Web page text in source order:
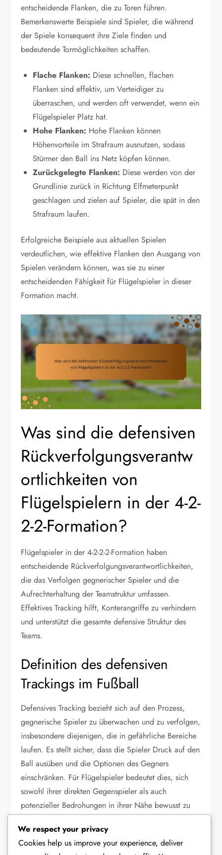
entscheidende Flanken, die zu Toren führen.
Bemerkenswerte Beispiele sind Spieler, die während
der Spiele konsequent ihre Ziele finden und
bedeutende Tormöglichkeiten schaffen.
Flache Flanken: Diese schnellen, flachen
Flanken sind effektiv, um Verteidiger zu
überraschen, und werden oft verwendet, wenn ein
Flügelspieler Platz hat.
Hohe Flanken: Hohe Flanken können
Höhenvorteile im Strafraum ausnutzen, sodass
Stürmer den Ball ins Netz köpfen können.
Zurückgelegte Flanken: Diese werden von der
Grundlinie zurück in Richtung Elfmeterpunkt
geschlagen und zielen auf Spieler, die spät in den
Strafraum laufen.
Erfolgreiche Beispiele aus aktuellen Spielen
verdeutlichen, wie effektive Flanken den Ausgang von
Spielen verändern können, was sie zu einer
entscheidenden Fähigkeit für Flügelspieler in dieser
Formation macht.
Was sind die defensiven
Rückverfolgungsverantw
ortlichkeiten von
Flügelspielern in der 4-2-
2-2-Formation?
Flügelspieler in der 4-2-2-2-Formation haben
entscheidende Rückverfolgungsverantwortlichkeiten,
die das Verfolgen gegnerischer Spieler und die
Aufrechterhaltung der Teamstruktur umfassen.
Effektives Tracking hilft, Konterangriffe zu verhindern
und unterstützt die gesamte defensive Struktur des
Teams.
Definition des defensiven
Trackings im Fußball
Defensives Tracking bezieht sich auf den Prozess,
gegnerische Spieler zu überwachen und zu verfolgen,
insbesondere diejenigen, die in gefährliche Bereiche
laufen. Es stellt sicher, dass die Spieler Druck auf den
Ball ausüben und die Optionen des Gegners
einschränken. Für Flügelspieler bedeutet dies, sich
sowohl ihrer direkten Gegenspieler als auch
potenzieller Bedrohungen in ihrer Nähe bewusst zu
Im Kontext der 4-2-2-2-Formation müssen Flügelspieler
We respect your privacy
Cookies help us improve your experience, deliver